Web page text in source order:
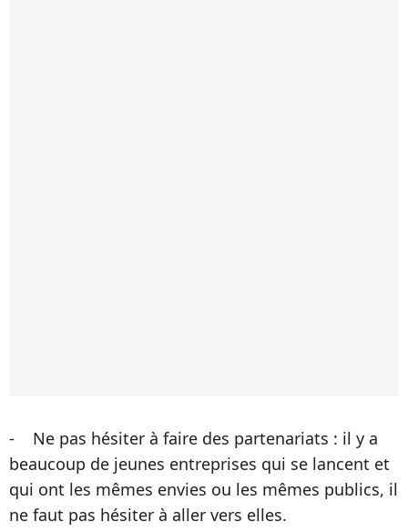
- Ne pas hésiter à faire des partenariats : il y a
beaucoup de jeunes entreprises qui se lancent et
qui ont les mêmes envies ou les mêmes publics, il
ne faut pas hésiter à aller vers elles.